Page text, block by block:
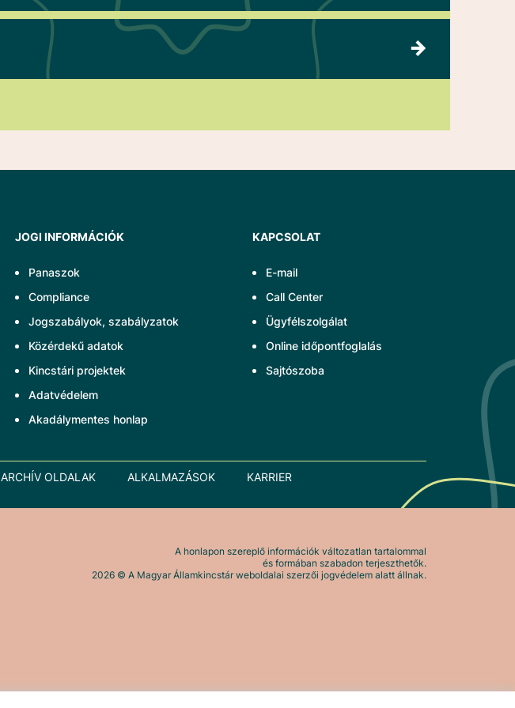
JOGI INFORMÁCIÓK
Panaszok
Compliance
Jogszabályok, szabályzatok
Közérdekű adatok
Kincstári projektek
Adatvédelem
Akadálymentes honlap
KAPCSOLAT
E-mail
Call Center
Ügyfélszolgálat
Online időpontfoglalás
Sajtószoba
ARCHÍV OLDALAK ALKALMAZÁSOK KARRIER
A honlapon szereplő információk változatlan tartalommal
és formában szabadon terjeszthetők.
2026 © A Magyar Államkincstár weboldalai szerzői jogvédelem alatt állnak.